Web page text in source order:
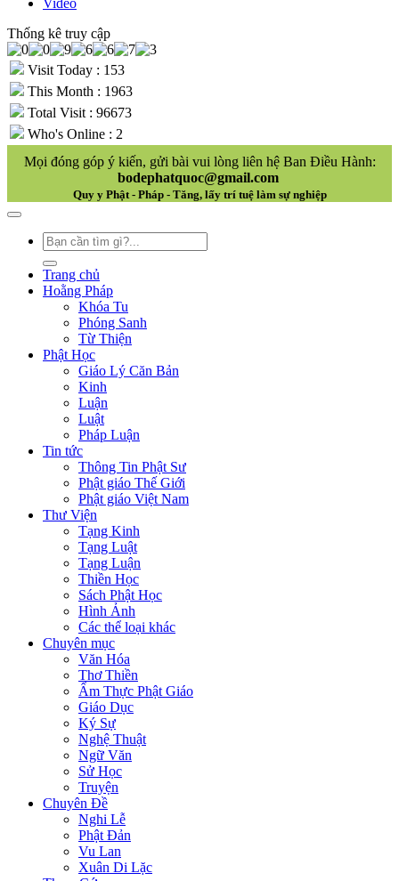
Video
Thống kê truy cập
Visit Today : 153
This Month : 1963
Total Visit : 96673
Who's Online : 2
Mọi đóng góp ý kiến, gửi bài vui lòng liên hệ Ban Điều Hành:
bodephatquoc@gmail.com
Quy y Phật - Pháp - Tăng, lấy trí tuệ làm sự nghiệp
Trang chủ
Hoằng Pháp
Khóa Tu
Phóng Sanh
Từ Thiện
Phật Học
Giáo Lý Căn Bản
Kinh
Luận
Luật
Pháp Luận
Tin tức
Thông Tin Phật Sư
Phật giáo Thế Giới
Phật giáo Việt Nam
Thư Viện
Tạng Kinh
Tạng Luật
Tạng Luận
Thiền Học
Sách Phật Học
Hình Ảnh
Các thể loại khác
Chuyên mục
Văn Hóa
Thơ Thiền
Ẩm Thực Phật Giáo
Giáo Dục
Ký Sự
Nghệ Thuật
Ngữ Văn
Sử Học
Truyện
Chuyên Đề
Nghi Lễ
Phật Đản
Vu Lan
Xuân Di Lặc